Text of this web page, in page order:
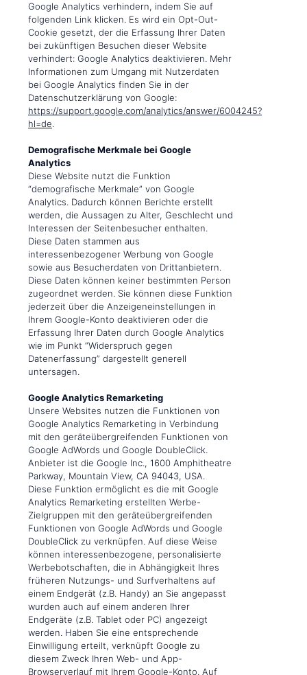
Google Analytics verhindern, indem Sie auf
folgenden Link klicken. Es wird ein Opt-Out-
Cookie gesetzt, der die Erfassung Ihrer Daten
bei zukünftigen Besuchen dieser Website
verhindert: Google Analytics deaktivieren. Mehr
Informationen zum Umgang mit Nutzerdaten
bei Google Analytics finden Sie in der
Datenschutzerklärung von Google:
https://support.google.com/analytics/answer/6004245?
hl=de.
Demografische Merkmale bei Google
Analytics
Diese Website nutzt die Funktion
“demografische Merkmale” von Google
Analytics. Dadurch können Berichte erstellt
werden, die Aussagen zu Alter, Geschlecht und
Interessen der Seitenbesucher enthalten.
Diese Daten stammen aus
interessenbezogener Werbung von Google
sowie aus Besucherdaten von Drittanbietern.
Diese Daten können keiner bestimmten Person
zugeordnet werden. Sie können diese Funktion
jederzeit über die Anzeigeneinstellungen in
Ihrem Google-Konto deaktivieren oder die
Erfassung Ihrer Daten durch Google Analytics
wie im Punkt “Widerspruch gegen
Datenerfassung” dargestellt generell
untersagen.
Google Analytics Remarketing
Unsere Websites nutzen die Funktionen von
Google Analytics Remarketing in Verbindung
mit den geräteübergreifenden Funktionen von
Google AdWords und Google DoubleClick.
Anbieter ist die Google Inc., 1600 Amphitheatre
Parkway, Mountain View, CA 94043, USA.
Diese Funktion ermöglicht es die mit Google
Analytics Remarketing erstellten Werbe-
Zielgruppen mit den geräteübergreifenden
Funktionen von Google AdWords und Google
DoubleClick zu verknüpfen. Auf diese Weise
können interessenbezogene, personalisierte
Werbebotschaften, die in Abhängigkeit Ihres
früheren Nutzungs- und Surfverhaltens auf
einem Endgerät (z.B. Handy) an Sie angepasst
wurden auch auf einem anderen Ihrer
Endgeräte (z.B. Tablet oder PC) angezeigt
werden. Haben Sie eine entsprechende
Einwilligung erteilt, verknüpft Google zu
diesem Zweck Ihren Web- und App-
Browserverlauf mit Ihrem Google-Konto. Auf